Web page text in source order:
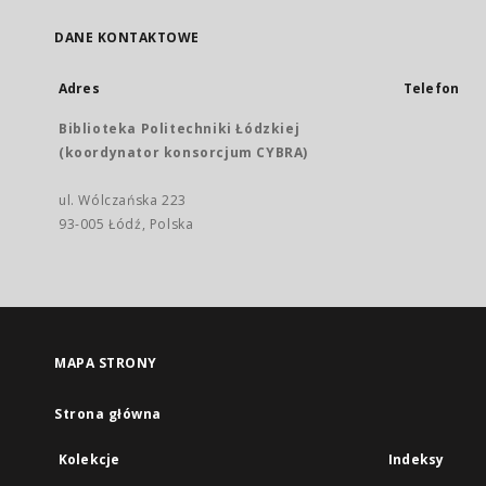
DANE KONTAKTOWE
Adres
Biblioteka Politechniki Łódzkiej
(koordynator konsorcjum CYBRA)
ul. Wólczańska 223
93-005 Łódź, Polska
Telefon
MAPA STRONY
Strona główna
Kolekcje Indeksy